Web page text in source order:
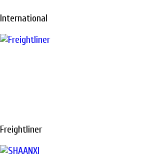
International
Freightliner